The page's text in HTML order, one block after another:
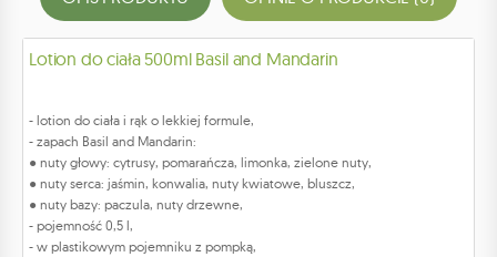
Lotion do ciała 500ml Basil and Mandarin
- lotion do ciała i rąk o lekkiej formule,
- zapach Basil and Mandarin:
● nuty głowy: cytrusy, pomarańcza, limonka, zielone nuty,
● nuty serca: jaśmin, konwalia, nuty kwiatowe, bluszcz,
● nuty bazy: paczula, nuty drzewne,
- pojemność 0,5 l,
- w plastikowym pojemniku z pompką,